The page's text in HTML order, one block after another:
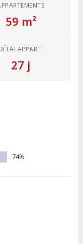
59 m²
APPART.
27 j
74%